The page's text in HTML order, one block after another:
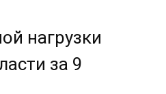
нагрузки
за 9